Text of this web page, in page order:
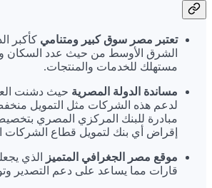
تعتبر مصر سوق كبير ومتنامي كأكبر
الشرق الأوسط من حيث عدد السكان
مستهلك للخدمات والمنتجات.
مساندة الدولة المصرية حيث دشنت
لدعم هذه الشركات مثل التمويل
إقراض أي بنك لتمويل قطاع الشركات
موقع مصر الجغرافي المتميز
الذي
قارات مما يساعد على دعم التصدير